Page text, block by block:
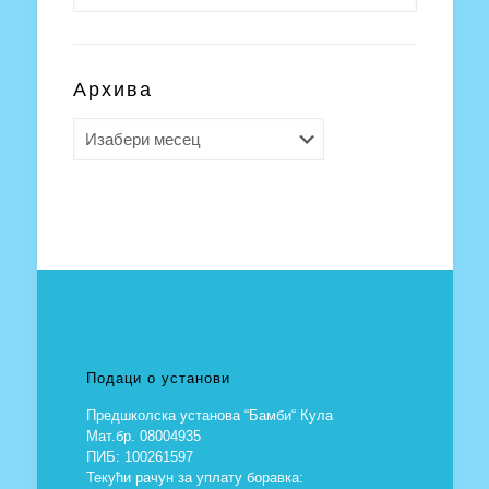
Архива
Подаци о установи
Предшколска установа “Бамби“ Кула
Мат.бр. 08004935
ПИБ: 100261597
Текући рачун за уплату боравка: